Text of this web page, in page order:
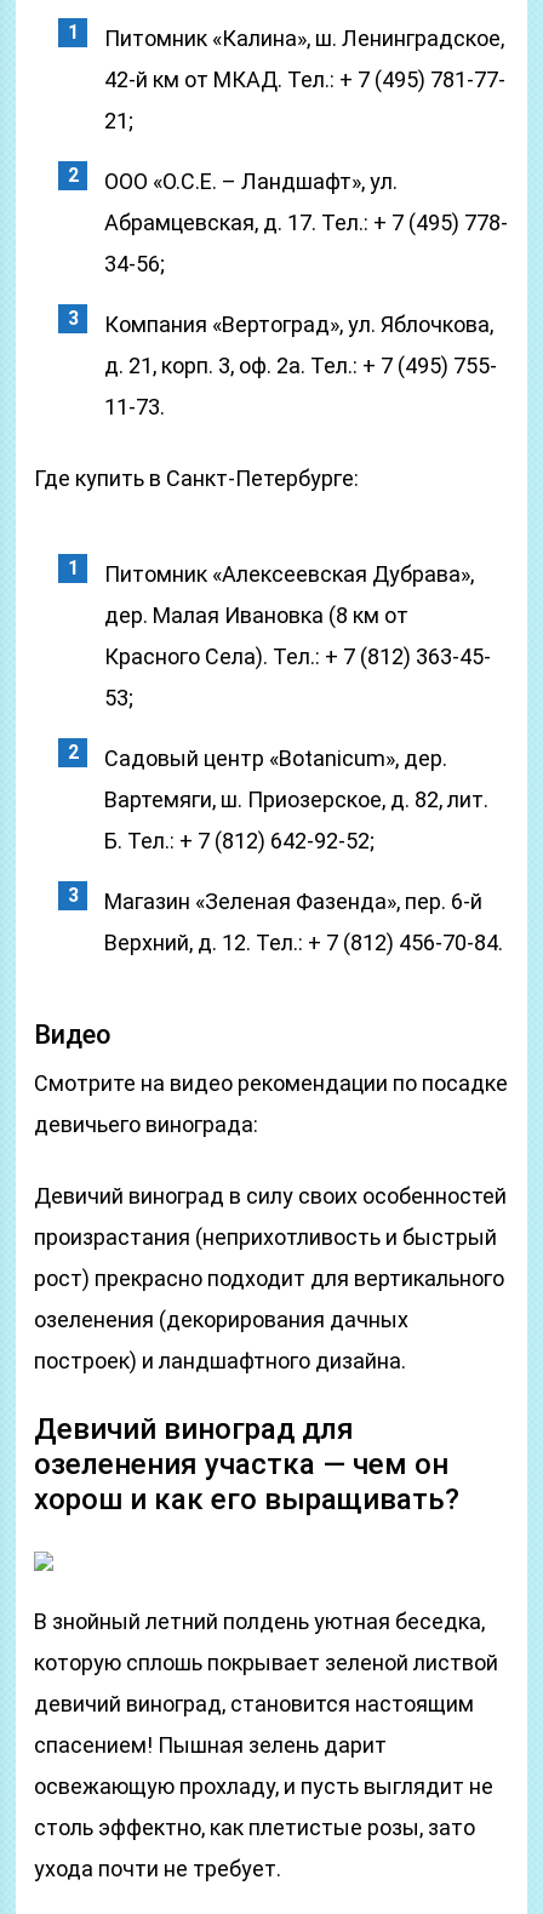
Питомник «Калина», ш. Ленинградское,
42-й км от МКАД. Тел.: + 7 (495) 781-77-
21;
ООО «О.С.Е. – Ландшафт», ул.
Абрамцевская, д. 17. Тел.: + 7 (495) 778-
34-56;
Компания «Вертоград», ул. Яблочкова,
д. 21, корп. 3, оф. 2а. Тел.: + 7 (495) 755-
11-73.
Где купить в Санкт-Петербурге:
Питомник «Алексеевская Дубрава»,
дер. Малая Ивановка (8 км от
Красного Села). Тел.: + 7 (812) 363-45-
53;
Садовый центр «Botanicum», дер.
Вартемяги, ш. Приозерское, д. 82, лит.
Б. Тел.: + 7 (812) 642-92-52;
Магазин «Зеленая Фазенда», пер. 6-й
Верхний, д. 12. Тел.: + 7 (812) 456-70-84.
Видео
Смотрите на видео рекомендации по посадке
девичьего винограда:
Девичий виноград в силу своих особенностей
произрастания (неприхотливость и быстрый
рост) прекрасно подходит для вертикального
озеленения (декорирования дачных
построек) и ландшафтного дизайна.
Девичий виноград для
озеленения участка — чем он
хорош и как его выращивать?
В знойный летний полдень уютная беседка,
которую сплошь покрывает зеленой листвой
девичий виноград, становится настоящим
спасением! Пышная зелень дарит
освежающую прохладу, и пусть выглядит не
столь эффектно, как плетистые розы, зато
ухода почти не требует.